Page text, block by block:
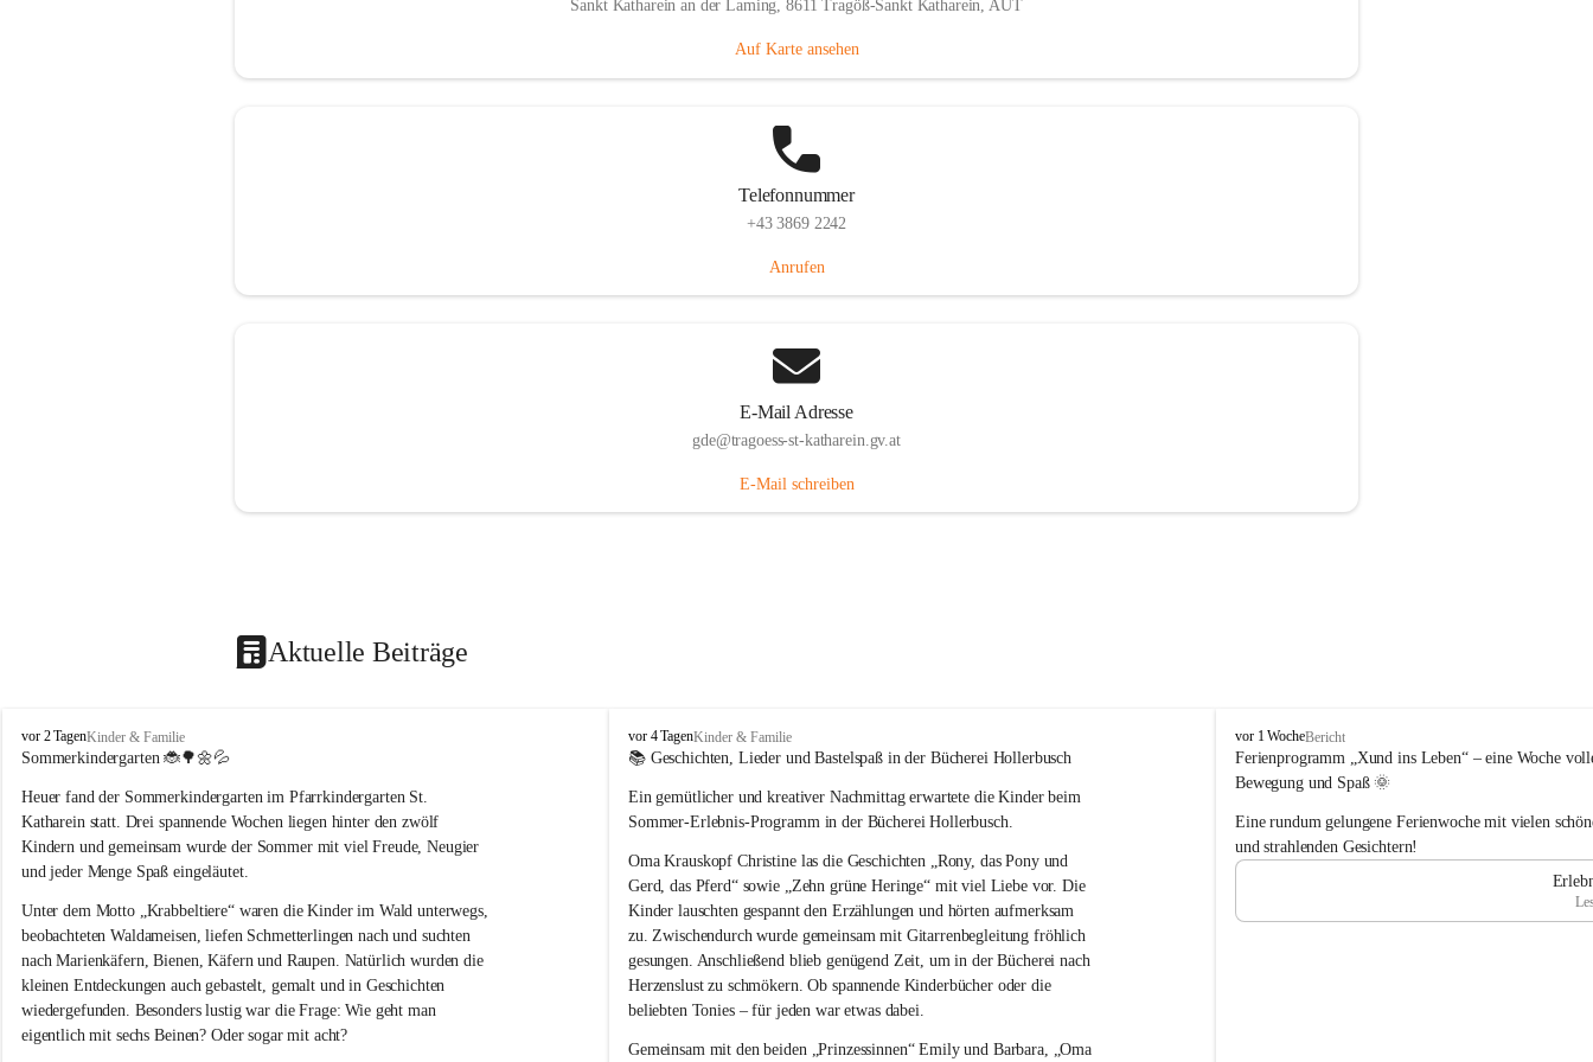
Sankt Katharein an der Laming, 8611 Tragöß-Sankt Katharein, AUT
Auf Karte ansehen
Telefonnummer
+43 3869 2242
Anrufen
E-Mail Adresse
gde@tragoess-st-katharein.gv.at
E-Mail schreiben
Aktuelle Beiträge
T
r
g
ö
ß
-
t
.
a
t
h
a
vor 2 TagenKinder & Familie
Sommerkindergarten 🐞🌳🌼💦
Heuer fand der Sommerkindergarten im Pfarrkindergarten St.
Katharein statt. Drei spannende Wochen liegen hinter den zwölf
Kindern und gemeinsam wurde der Sommer mit viel Freude, Neugier
und jeder Menge Spaß eingeläutet.
Unter dem Motto „Krabbeltiere“ waren die Kinder im Wald unterwegs,
beobachteten Waldameisen, liefen Schmetterlingen nach und suchten
nach Marienkäfern, Bienen, Käfern und Raupen. Natürlich wurden die
kleinen Entdeckungen auch gebastelt, gemalt und in Geschichten
wiedergefunden. Besonders lustig war die Frage: Wie geht man
eigentlich mit sechs Beinen? Oder sogar mit acht?
T
r
g
ö
-
S
t
.
K
a
t
h
r
vor 4 TagenKinder & Familie
📚 Geschichten, Lieder und Bastelspaß in der Bücherei Hollerbusch
Ein gemütlicher und kreativer Nachmittag erwartete die Kinder beim
Sommer-Erlebnis-Programm in der Bücherei Hollerbusch.
Oma Krauskopf Christine las die Geschichten „Rony, das Pony und
Gerd, das Pferd“ sowie „Zehn grüne Heringe“ mit viel Liebe vor. Die
Kinder lauschten gespannt den Erzählungen und hörten aufmerksam
zu. Zwischendurch wurde gemeinsam mit Gitarrenbegleitung fröhlich
gesungen. Anschließend blieb genügend Zeit, um in der Bücherei nach
Herzenslust zu schmökern. Ob spannende Kinderbücher oder die
beliebten Tonies – für jeden war etwas dabei.
Gemeinsam mit den beiden „Prinzessinnen“ Emily und Barbara, „Oma
T
r
a
ö
ß
-
vor 1 WocheBericht
Ferienprogramm „Xund ins Leben“ – eine Woche
Bewegung und Spaß 🌞
Eine rundum gelungene Ferienwoche mit vielen
und strahlenden Gesichtern!